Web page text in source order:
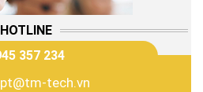
HOTLINE
357 234
tech.vn